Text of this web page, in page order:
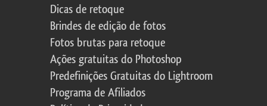
Dicas de retoque
Brindes de edição de fotos
Fotos brutas para retoque
Ações gratuitas do Photoshop
Predefinições Gratuitas do Lightroom
Programa de Afiliados